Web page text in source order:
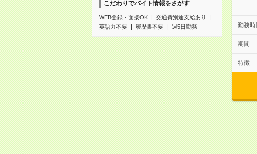
こだわりでバイト情報をさがす
WEB登録・面接OK
交通費別途支給あり
英語力不要
履歴書不要 週5日勤務 勤務時
期間
特徴